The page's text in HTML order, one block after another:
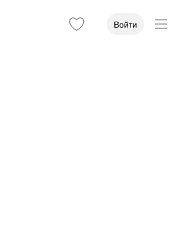
Войти